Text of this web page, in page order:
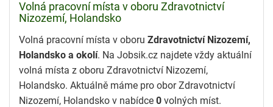
Volná pracovní místa v oboru Zdravotnictví
Nizozemí, Holandsko
Volná pracovní místa v oboru Zdravotnictví Nizozemí,
Holandsko a okolí. Na Jobsik.cz najdete vždy aktuální
volná místa z oboru Zdravotnictví Nizozemí,
Holandsko. Aktuálně máme pro obor Zdravotnictví
Nizozemí, Holandsko v nabídce 0 volných míst.